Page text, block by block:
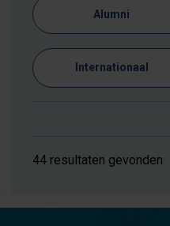
Alumni
Internationaal
44 resultaten gevonden